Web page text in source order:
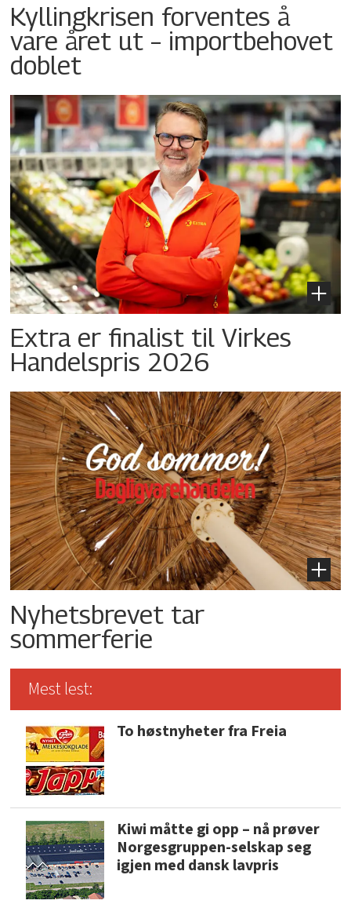
Kyllingkrisen forventes å
vare året ut – importbehovet
doblet
Extra er finalist til Virkes
Handelspris 2026
Nyhetsbrevet tar
sommerferie
Mest lest:
To høstnyheter fra Freia
Kiwi måtte gi opp – nå prøver
Norgesgruppen-selskap seg
igjen med dansk lavpris